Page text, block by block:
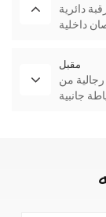
دائرية
داخلية
مقبل
من